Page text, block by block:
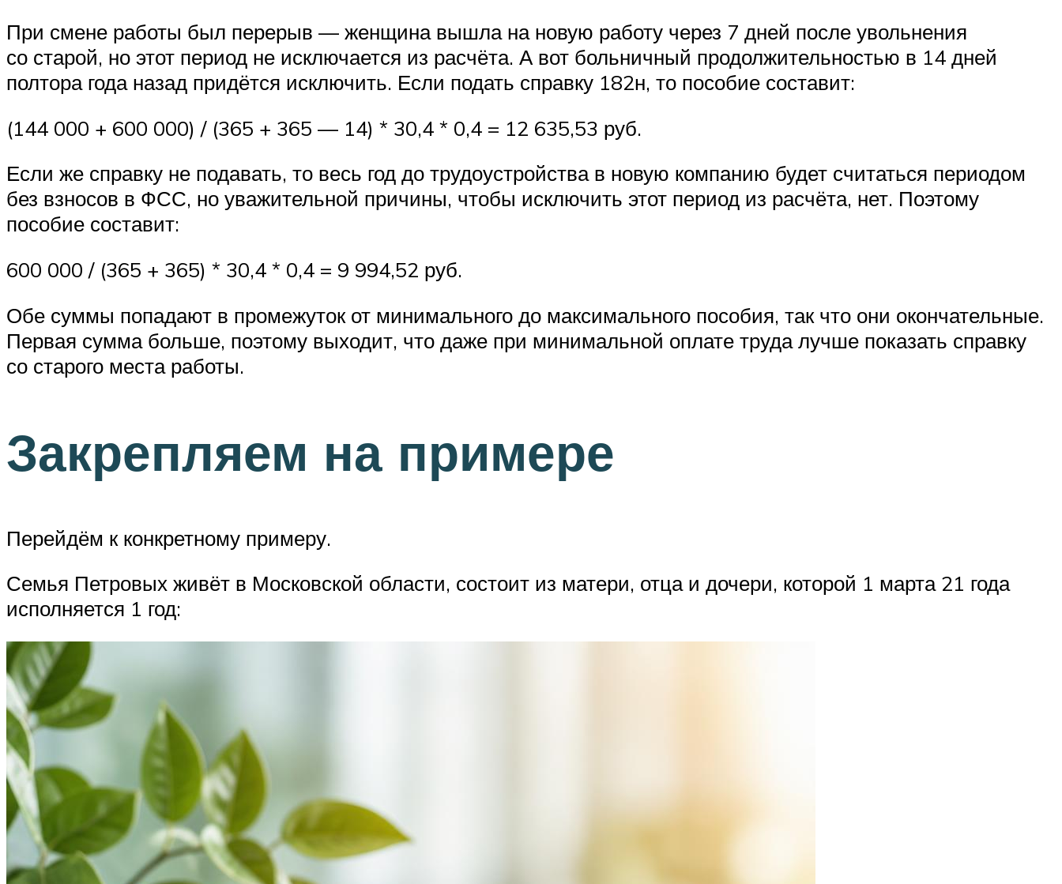
При смене работы был перерыв — женщина вышла на новую работу через 7 дней после увольнения
со старой, но этот период не исключается из расчёта. А вот больничный продолжительностью в 14 дней
полтора года назад придётся исключить. Если подать справку 182н, то пособие составит:
(144 000 + 600 000) / (365 + 365 — 14) * 30,4 * 0,4 = 12 635,53 руб.
Если же справку не подавать, то весь год до трудоустройства в новую компанию будет считаться периодом
без взносов в ФСС, но уважительной причины, чтобы исключить этот период из расчёта, нет. Поэтому
пособие составит:
600 000 / (365 + 365) * 30,4 * 0,4 = 9 994,52 руб.
Обе суммы попадают в промежуток от минимального до максимального пособия, так что они окончательные.
Первая сумма больше, поэтому выходит, что даже при минимальной оплате труда лучше показать справку
со старого места работы.
Закрепляем на примере
Перейдём к конкретному примеру.
Семья Петровых живёт в Московской области, состоит из матери, отца и дочери, которой 1 марта 21 года
исполняется 1 год: